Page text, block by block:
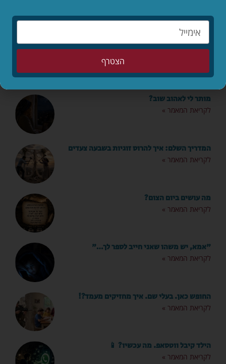
מאמרים אחרונים
הילדים לפני הכול – סיפורו המופלא של יאנוש
לקריאת המאמר »
מותר לי לאהוב שוב?
לקריאת המאמר »
המדריך השלם: איך להרוס זוגיות בשבעה צעדים
לקריאת המאמר »
מה עושים ביום הצום?
לקריאת המאמר »
"אמא, יש משהו שאני חייב לספר לך…"
לקריאת המאמר »
החופש כאן. בעלי שם. איך מחזיקים מעמד?!
לקריאת המאמר »
הילד קיבל ווטסאפ. מה עכשיו? 📱
לקריאת המאמר »
הצטרף